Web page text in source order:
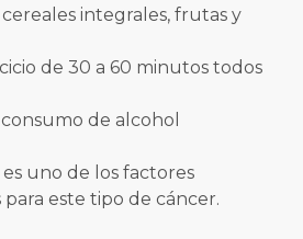
integrales, frutas y
de 30 a 60 minutos todos
de alcohol
es uno de los factores
este tipo de cáncer.